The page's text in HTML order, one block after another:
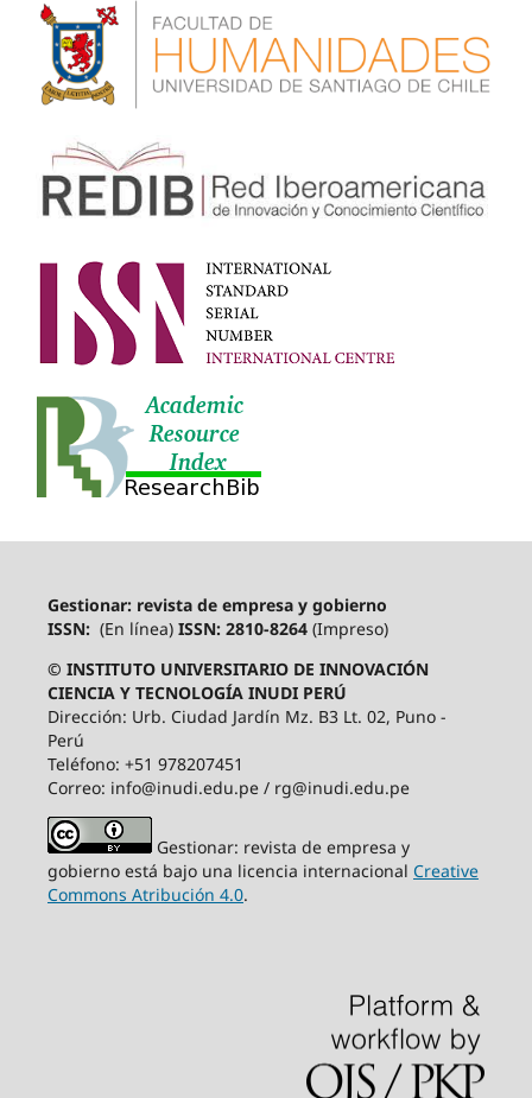
Gestionar: revista de empresa y gobierno
ISSN: (En línea) ISSN: 2810-8264 (Impreso)
© INSTITUTO UNIVERSITARIO DE INNOVACIÓN
CIENCIA Y TECNOLOGÍA INUDI PERÚ
Dirección: Urb. Ciudad Jardín Mz. B3 Lt. 02, Puno -
Perú
Teléfono: +51 978207451
Correo: info@inudi.edu.pe / rg@inudi.edu.pe
Gestionar: revista de empresa y
gobierno está bajo una licencia internacional Creative
Commons Atribución 4.0.